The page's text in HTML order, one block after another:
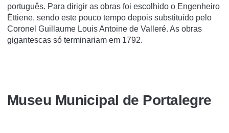
português. Para dirigir as obras foi escolhido o Engenheiro
Éttiene, sendo este pouco tempo depois substituído pelo
Coronel Guillaume Louis Antoine de Valleré. As obras
gigantescas só terminariam em 1792.
Museu Municipal de Portalegre